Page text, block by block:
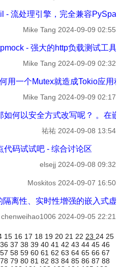
- 流处理引擎，完全兼容
Mike Tang 2024-09-09 02:55
- 强大的http负载测试工具
Mike Tang 2024-09-09 02:32
用一个Mutex就造成Tokio应用
Mike Tang 2024-09-09 02:17
如何以安全方式改写呢？ 。在
祐祐 2024-09-08 13:54
代码试试吧 - 综合讨论区
elsejj 2024-09-08 09:32
Moskitos 2024-09-07 16:50
隔离性、实时性增强的嵌入式
chenweihao1006 2024-09-05 22:21
15 16 17 18 19 20 21 22 23 24 25
36 37 38 39 40 41 42 43 44 45 46
57 58 59 60 61 62 63 64 65 66 67
78 79 80 81 82 83 84 85 86 87 88